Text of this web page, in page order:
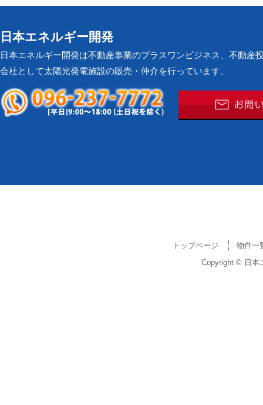
日本エネルギー開発
日本エネルギー開発は不動産事業のプラスワンビジネス、不動産
会社として太陽光発電施設の販売・仲介を行っています。
トップページ
物件一
Copyright © 日本